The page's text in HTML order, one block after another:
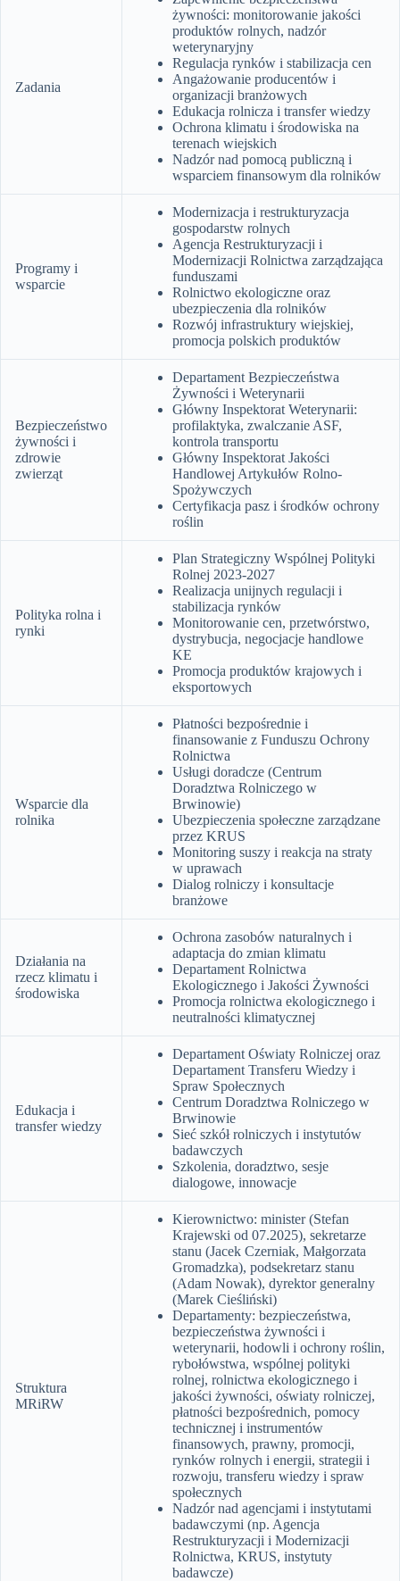
Zadania
żywności: monitorowanie jakości
produktów rolnych, nadzór
weterynaryjny
Regulacja rynków i stabilizacja cen
Angażowanie producentów i
organizacji branżowych
Edukacja rolnicza i transfer wiedzy
Ochrona klimatu i środowiska na
terenach wiejskich
Nadzór nad pomocą publiczną i
wsparciem finansowym dla rolników
Programy i
wsparcie
Modernizacja i restrukturyzacja
gospodarstw rolnych
Agencja Restrukturyzacji i
Modernizacji Rolnictwa zarządzająca
funduszami
Rolnictwo ekologiczne oraz
ubezpieczenia dla rolników
Rozwój infrastruktury wiejskiej,
promocja polskich produktów
Bezpieczeństwo
żywności i
zdrowie
zwierząt
Departament Bezpieczeństwa
Żywności i Weterynarii
Główny Inspektorat Weterynarii:
profilaktyka, zwalczanie ASF,
kontrola transportu
Główny Inspektorat Jakości
Handlowej Artykułów Rolno-
Spożywczych
Certyfikacja pasz i środków ochrony
roślin
Polityka rolna i
rynki
Plan Strategiczny Wspólnej Polityki
Rolnej 2023-2027
Realizacja unijnych regulacji i
stabilizacja rynków
Monitorowanie cen, przetwórstwo,
dystrybucja, negocjacje handlowe
KE
Promocja produktów krajowych i
eksportowych
Wsparcie dla
rolnika
Płatności bezpośrednie i
finansowanie z Funduszu Ochrony
Rolnictwa
Usługi doradcze (Centrum
Doradztwa Rolniczego w
Brwinowie)
Ubezpieczenia społeczne zarządzane
przez KRUS
Monitoring suszy i reakcja na straty
w uprawach
Dialog rolniczy i konsultacje
branżowe
Działania na
rzecz klimatu i
środowiska
Ochrona zasobów naturalnych i
adaptacja do zmian klimatu
Departament Rolnictwa
Ekologicznego i Jakości Żywności
Promocja rolnictwa ekologicznego i
neutralności klimatycznej
Edukacja i
transfer wiedzy
Departament Oświaty Rolniczej oraz
Departament Transferu Wiedzy i
Spraw Społecznych
Centrum Doradztwa Rolniczego w
Brwinowie
Sieć szkół rolniczych i instytutów
badawczych
Szkolenia, doradztwo, sesje
dialogowe, innowacje
Struktura
MRiRW
Kierownictwo: minister (Stefan
Krajewski od 07.2025), sekretarze
stanu (Jacek Czerniak, Małgorzata
Gromadzka), podsekretarz stanu
(Adam Nowak), dyrektor generalny
(Marek Cieśliński)
Departamenty: bezpieczeństwa,
bezpieczeństwa żywności i
weterynarii, hodowli i ochrony roślin,
rybołówstwa, wspólnej polityki
rolnej, rolnictwa ekologicznego i
jakości żywności, oświaty rolniczej,
płatności bezpośrednich, pomocy
technicznej i instrumentów
finansowych, prawny, promocji,
rynków rolnych i energii, strategii i
rozwoju, transferu wiedzy i spraw
społecznych
Nadzór nad agencjami i instytutami
badawczymi (np. Agencja
Restrukturyzacji i Modernizacji
Rolnictwa, KRUS, instytuty
badawcze)